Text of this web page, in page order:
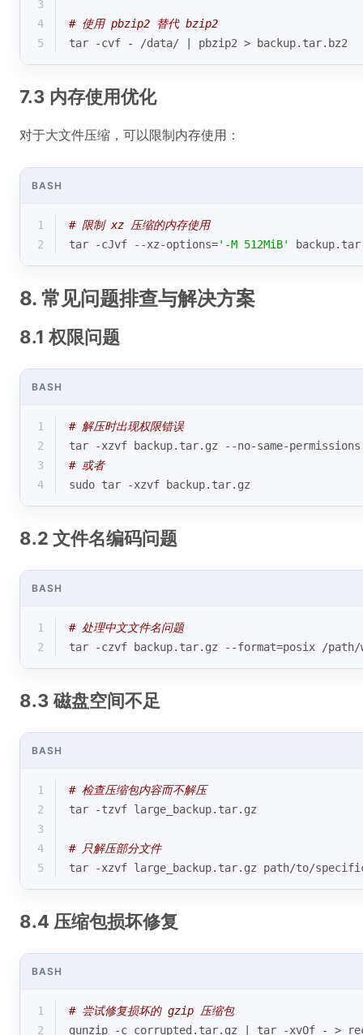
3
4
# 使用 pbzip2 替代 bzip2
5
tar -cvf - /data/ | pbzip2 > backup.tar.bz2
7.3 内存使用优化
对于大文件压缩，可以限制内存使用：
BASH
1
# 限制 xz 压缩的内存使用
2
tar -cJvf --xz-options='-M 512MiB'
8. 常见问题排查与解决方案
8.1 权限问题
BASH
1
# 解压时出现权限错误
2
tar -xzvf backup.tar.gz --no-same-permissions
3
# 或者
4
sudo tar -xzvf backup.tar.gz
8.2 文件名编码问题
BASH
1
# 处理中文文件名问题
2
tar -czvf backup.tar.gz --format=posix /path/
8.3 磁盘空间不足
BASH
1
# 检查压缩包内容而不解压
2
tar -tzvf large_backup.tar.gz
3
4
# 只解压部分文件
5
tar -xzvf large_backup.tar.gz path/to/
8.4 压缩包损坏修复
BASH
1
# 尝试修复损坏的 gzip 压缩包
2
gunzip -c corrupted.tar.gz | tar -xvOf - >